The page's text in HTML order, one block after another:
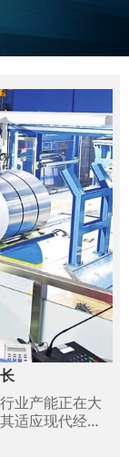
业产能正在大
适应现代经济